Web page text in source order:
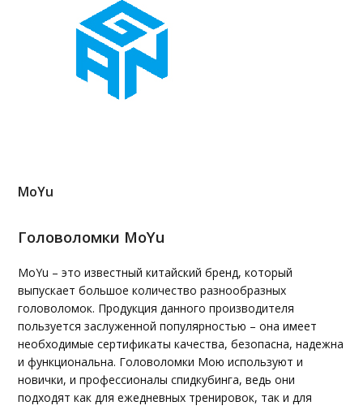
MoYu
Головоломки MoYu
MoYu – это известный китайский бренд, который
выпускает большое количество разнообразных
головоломок. Продукция данного производителя
пользуется заслуженной популярностью – она имеет
необходимые сертификаты качества, безопасна, надежна
и функциональна. Головоломки Мою используют и
новички, и профессионалы спидкубинга, ведь они
подходят как для ежедневных тренировок, так и для